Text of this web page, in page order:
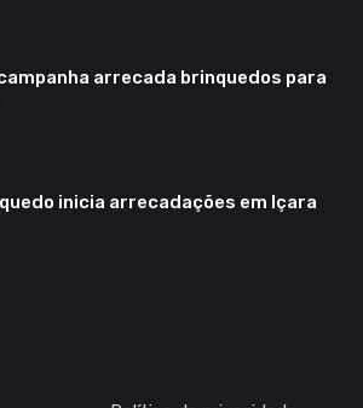
arrecada brinquedos para
inicia arrecadações em Içara